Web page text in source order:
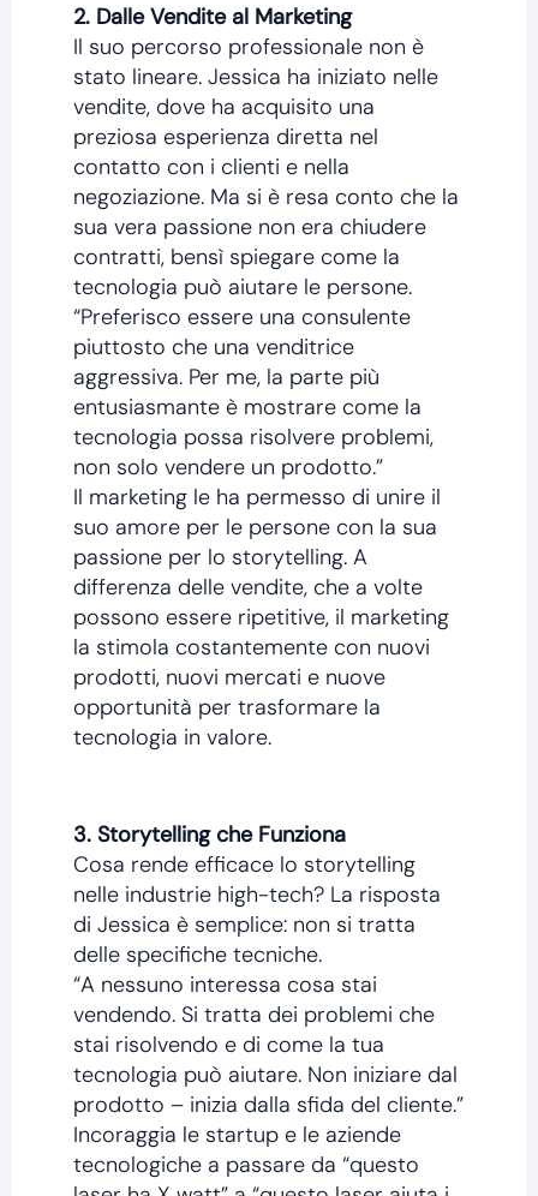
2. Dalle Vendite al Marketing
Il suo percorso professionale non è
stato lineare. Jessica ha iniziato nelle
vendite, dove ha acquisito una
preziosa esperienza diretta nel
contatto con i clienti e nella
negoziazione. Ma si è resa conto che la
sua vera passione non era chiudere
contratti, bensì spiegare come la
tecnologia può aiutare le persone.
“Preferisco essere una consulente
piuttosto che una venditrice
aggressiva. Per me, la parte più
entusiasmante è mostrare come la
tecnologia possa risolvere problemi,
non solo vendere un prodotto.”
Il marketing le ha permesso di unire il
suo amore per le persone con la sua
passione per lo storytelling. A
differenza delle vendite, che a volte
possono essere ripetitive, il marketing
la stimola costantemente con nuovi
prodotti, nuovi mercati e nuove
opportunità per trasformare la
tecnologia in valore.
3. Storytelling che Funziona
Cosa rende efficace lo storytelling
nelle industrie high-tech? La risposta
di Jessica è semplice: non si tratta
delle specifiche tecniche.
“A nessuno interessa cosa stai
vendendo. Si tratta dei problemi che
stai risolvendo e di come la tua
tecnologia può aiutare. Non iniziare dal
prodotto – inizia dalla sfida del cliente.”
Incoraggia le startup e le aziende
tecnologiche a passare da “questo